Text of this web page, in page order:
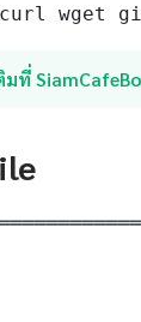
wget
มที่